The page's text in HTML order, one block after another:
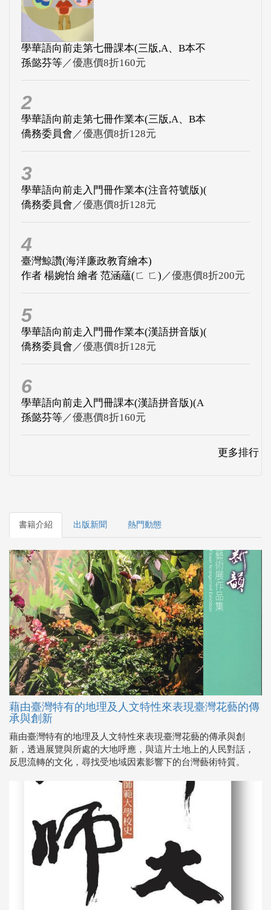
學華語向前走第七冊課本(三版,A、B本不
孫懿芬等／優惠價8折160元
2
學華語向前走第七冊作業本(三版,A、B本
僑務委員會 ／優惠價8折128元
3
學華語向前走入門冊作業本(注音符號版)(
僑務委員會 ／優惠價8折128元
4
臺灣鯨讚(海洋廉政教育繪本)
作者 楊婉怡 繪者 范涵蘊(ㄈ ㄈ) ／優惠價8折200元
5
學華語向前走入門冊作業本(漢語拼音版)(
僑務委員會 ／優惠價8折128元
6
學華語向前走入門冊課本(漢語拼音版)(A
孫懿芬等／優惠價8折160元
更多排行
書籍介紹 出版新聞 熱門動態
藉由臺灣特有的地理及人文特性來表現臺灣花藝的傳
承與創新
藉由臺灣特有的地理及人文特性來表現臺灣花藝的傳承與創
新，透過展覽與所處的大地呼應，與這片土地上的人民對話，
反思流轉的文化，尋找受地域因素影響下的台灣藝術特質。